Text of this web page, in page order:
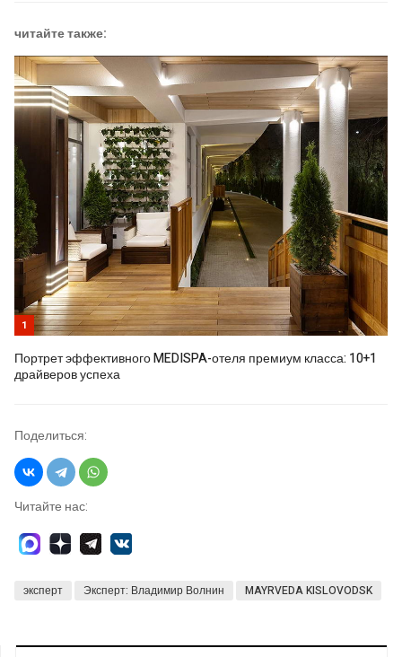
читайте также:
1
Портрет эффективного MEDISPA-отеля премиум класса: 10+1
драйверов успеха
Поделиться:
Читайте нас:
эксперт Эксперт: Владимир Волнин MAYRVEDA KISLOVODSK